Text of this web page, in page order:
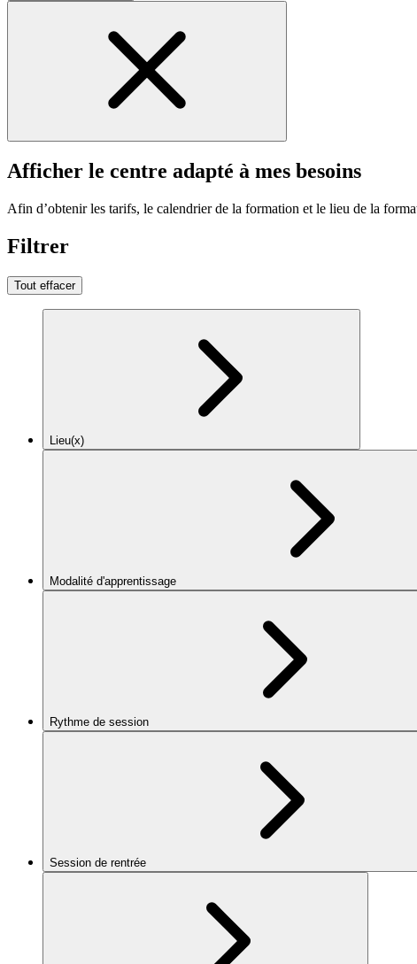
Afficher le centre adapté à mes besoins
Afin d’obtenir les tarifs, le calendrier de la formation et le lieu de la
Filtrer
Tout effacer
Lieu(x)
Modalité d'apprentissage
Rythme de session
Session de rentrée